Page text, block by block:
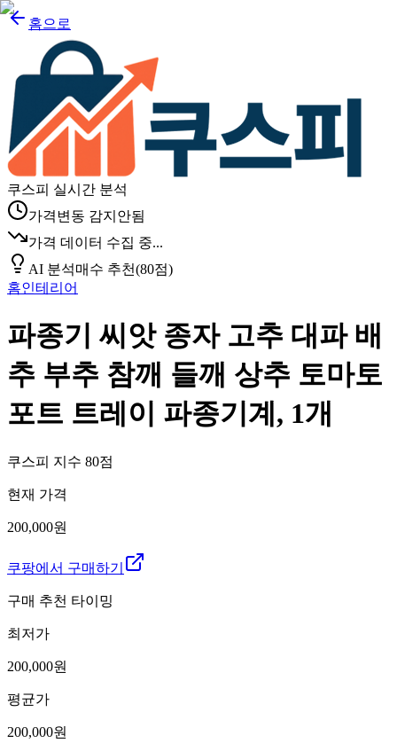
홈으로
쿠스피 실시간 분석
가격변동 감지안됨
가격 데이터 수집 중...
AI 분석매수 추천(80점)
홈인테리어
파종기 씨앗 종자 고추 대파 배
추 부추 참깨 들깨 상추 토마토
포트 트레이 파종기계, 1개
쿠스피 지수 80점
현재 가격
200,000원
쿠팡에서 구매하기
구매 추천 타이밍
최저가
200,000원
평균가
200,000원